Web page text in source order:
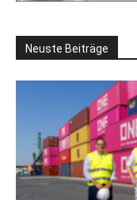
Neuste Beiträge